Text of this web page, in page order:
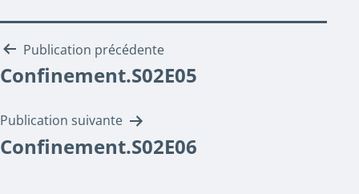
Navigation
de
l’article
Publication précédente
Confinement.S02E05
Publication suivante
Confinement.S02E06